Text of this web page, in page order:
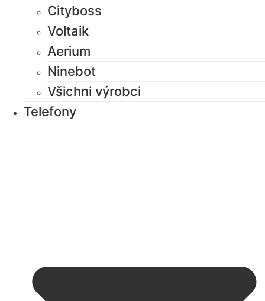
Cityboss
Voltaik
Aerium
Ninebot
Všichni výrobci
Telefony